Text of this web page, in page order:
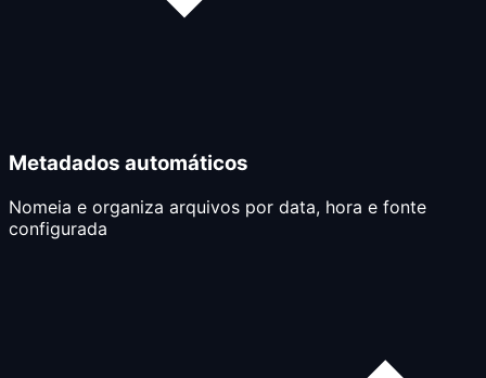
Metadados automáticos
Nomeia e organiza arquivos por data, hora e fonte
configurada